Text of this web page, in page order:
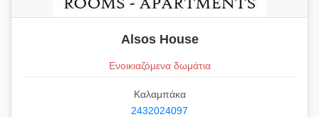
Alsos Ηouse
Ενοικιαζόμενα δωμάτια
Καλαμπάκα
2432024097